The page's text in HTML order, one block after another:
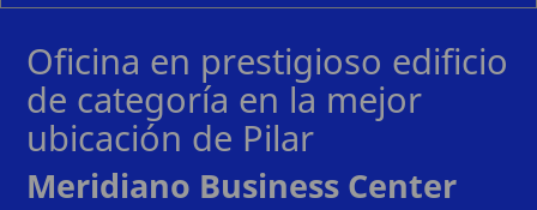
Oficina en prestigioso edificio
de categoría en la mejor
ubicación de Pilar
Meridiano Business Center